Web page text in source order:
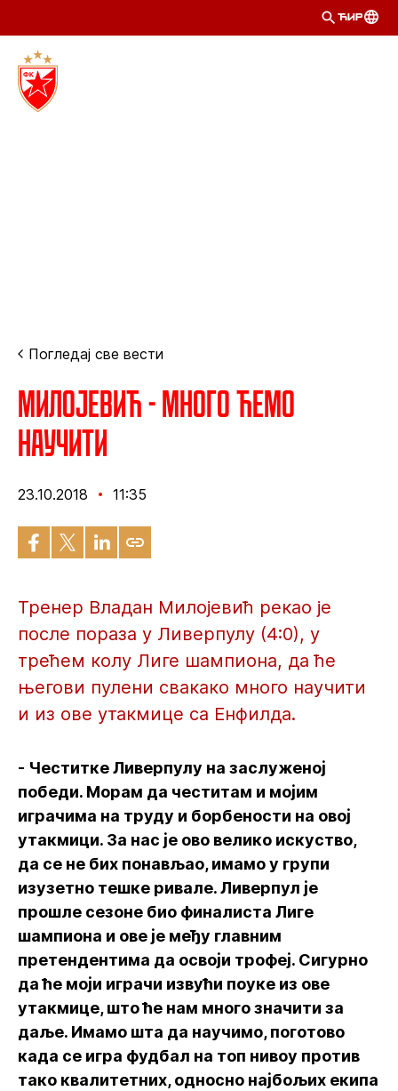
ЋИР
Погледај све вести
Милојевић - Много ћемо
научити
23.10.2018 11:35
Тренер Владан Милојевић рекао је
после пораза у Ливерпулу (4:0), у
трећем колу Лиге шампиона, да ће
његови пулени свакако много научити
и из ове утакмице са Енфилда.
- Честитке Ливерпулу на заслуженој
победи. Морам да честитам и мојим
играчима на труду и борбености на овој
утакмици. За нас је ово велико искуство,
да се не бих понављао, имамо у групи
изузетно тешке ривале. Ливерпул је
прошле сезоне био финалиста Лиге
шампиона и ове је међу главним
претендентима да освоји трофеј. Сигурно
да ће моји играчи извући поуке из ове
утакмице, што ће нам много значити за
даље. Имамо шта да научимо, поготово
када се игра фудбал на топ нивоу против
тако квалитетних, односно најбољих екипа